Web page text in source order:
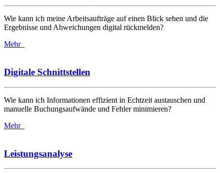
Wie kann ich meine Arbeitsaufträge auf einen Blick sehen und die
Ergebnisse und Abweichungen digital rückmelden?
Mehr
Digitale Schnittstellen
Wie kann ich Informationen effizient in Echtzeit austauschen und
manuelle Buchungsaufwände und Fehler minimieren?
Mehr
Leistungsanalyse